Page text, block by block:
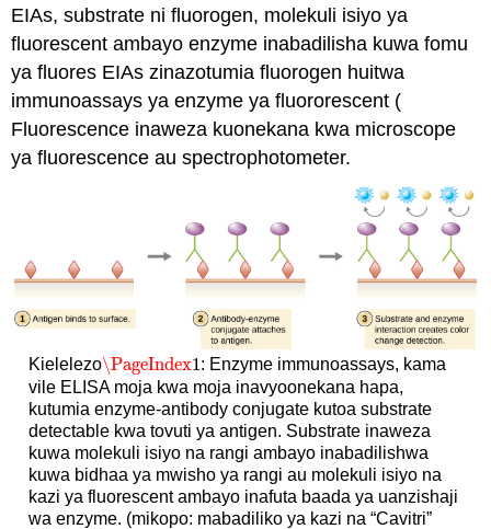
EIAs, substrate ni fluorogen, molekuli isiyo ya
fluorescent ambayo enzyme inabadilisha kuwa fomu
ya fluores EIAs zinazotumia fluorogen huitwa
immunoassays ya enzyme ya fluororescent (
Fluorescence inaweza kuonekana kwa microscope
ya fluorescence au spectrophotometer.
Kielelezo\PageIndex1
\PageIndex1: Enzyme immunoassays, kama
vile ELISA moja kwa moja inavyoonekana hapa,
kutumia enzyme-antibody conjugate kutoa substrate
detectable kwa tovuti ya antigen. Substrate inaweza
kuwa molekuli isiyo na rangi ambayo inabadilishwa
kuwa bidhaa ya mwisho ya rangi au molekuli isiyo na
kazi ya fluorescent ambayo inafuta baada ya uanzishaji
wa enzyme. (mikopo: mabadiliko ya kazi na “Cavitri”